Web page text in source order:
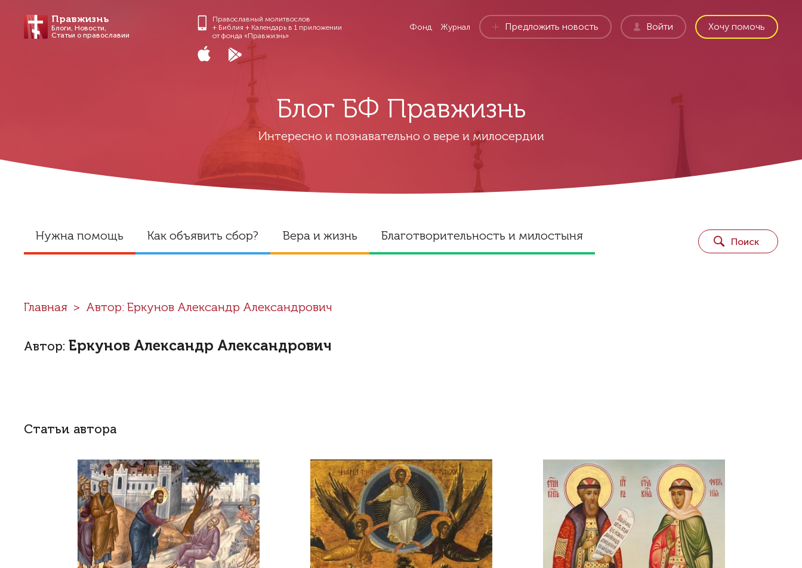
Правжизнь
Блоги, Новости,
Статьи о православии
Православный молитвослов
+ Библия + Календарь в 1 приложении
от фонда «Правжизнь»
Фонд Журнал Предложить новость Войти Хочу помочь
Блог БФ Правжизнь
Интересно и познавательно о вере и милосердии
Нужна помощь Как объявить сбор? Вера и жизнь Благотворительность и милостыня
Главная Автор: Еркунов Александр Александрович
Автор: Еркунов Александр Александрович
Статьи автора